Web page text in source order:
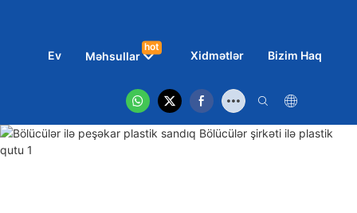
Ev Məhsullar
hot
Xidmətlər Bizim Haqqımız